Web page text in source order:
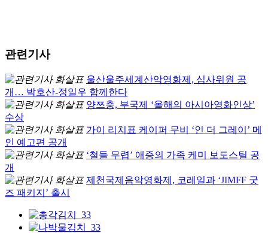
관련기사
울산울주세계산악영화제, 심사위원 공
개… 박호산-정일우 함께한다
양쯔충, 부국제 ‘올해의 아시아영화인상’
수상
가이 리치표 케이퍼 무비 ‘인 더 그레이’ 메
인 예고편 공개
‘철들 무렵’ 애증의 가족 케미 보도스틸 공
개
제천국제음악영화제, 코레일과 ‘JIMFF 굿
즈 패키지’ 출시